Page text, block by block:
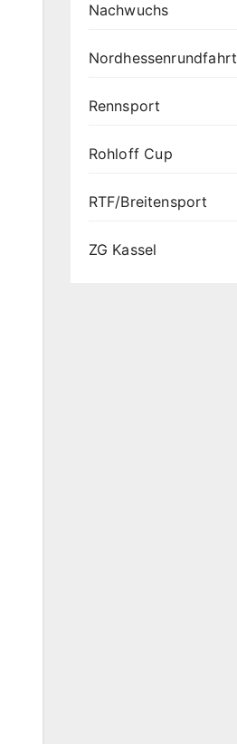
Nachwuchs
Nordhessenrundfahrt
Rennsport
Rohloff Cup
RTF/Breitensport
ZG Kassel